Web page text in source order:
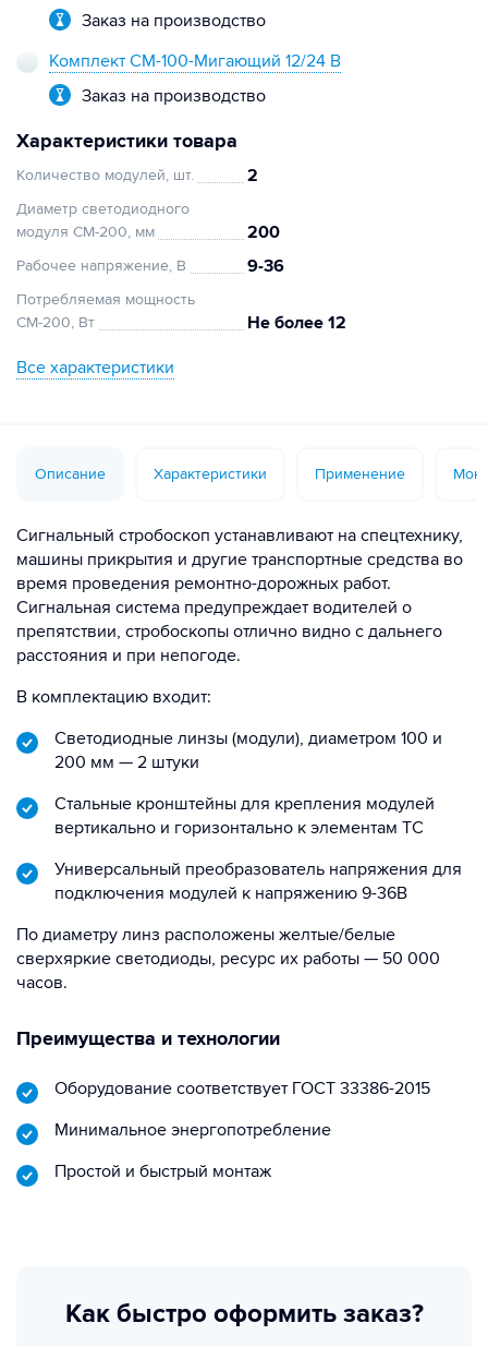
Заказ на производство
Комплект СМ-100-Мигающий 12/24 В
Заказ на производство
Характеристики товара
Количество модулей, шт. 2
Диаметр светодиодного
модуля СМ-200, мм
200
Рабочее напряжение, В 9-36
Потребляемая мощность
СМ-200, Вт
Не более 12
Все характеристики
Описание Характеристики Применение
Сигнальный стробоскоп устанавливают на спецтехнику,
машины прикрытия и другие транспортные средства во
время проведения ремонтно-дорожных работ.
Сигнальная система предупреждает водителей о
препятствии, стробоскопы отлично видно с дальнего
расстояния и при непогоде.
В комплектацию входит:
Светодиодные линзы (модули), диаметром 100 и
200 мм — 2 штуки
Стальные кронштейны для крепления модулей
вертикально и горизонтально к элементам ТС
Универсальный преобразователь напряжения для
подключения модулей к напряжению 9-36В
По диаметру линз расположены желтые/белые
сверхяркие светодиоды, ресурс их работы — 50 000
часов.
Преимущества и технологии
Оборудование соответствует ГОСТ 33386-2015
Минимальное энергопотребление
Простой и быстрый монтаж
Как быстро оформить заказ?